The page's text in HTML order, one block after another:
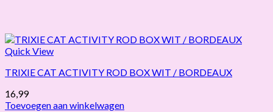
Quick View
TRIXIE CAT ACTIVITY ROD BOX WIT / BORDEAUX
16,99
Toevoegen aan winkelwagen